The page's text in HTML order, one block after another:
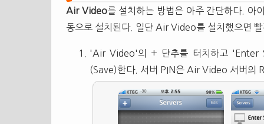
Air Video를 설치하는 방법은 아주 간단하다. 아
동으로 설치된다. 일단 Air Video를 설치했으면
'Air Video'의 + 단추를 터치하고 'Enter
(Save)한다. 서버 PIN은 Air Video 서버의